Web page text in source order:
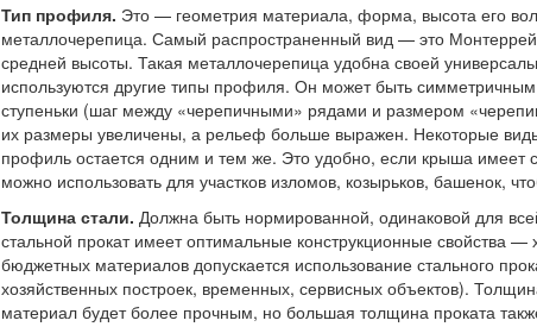
Тип профиля. Это — геометрия материала, форма, высота его
металлочерепица. Самый распространенный вид — это
средней высоты. Такая металлочерепица удобна своей
используются другие типы профиля. Он может быть
ступеньки (шаг между «черепичными» рядами и размером
их размеры увеличены, а рельеф больше выражен. Некоторые
профиль остается одним и тем же. Это удобно, если крыша
можно использовать для участков изломов, козырьков, башенок,
Толщина стали. Должна быть нормированной, одинаковой для
стальной прокат имеет оптимальные конструкционные
бюджетных материалов допускается использование стального
хозяйственных построек, временных, сервисных объектов).
материал будет более прочным, но большая толщина проката